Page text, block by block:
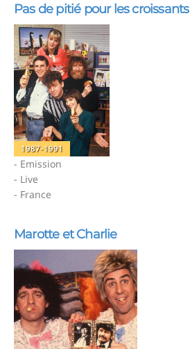
Pas de pitié pour les croissants
1987-1991
- Emission
- Live
- France
Marotte et Charlie